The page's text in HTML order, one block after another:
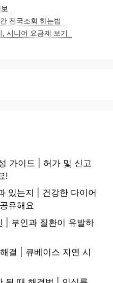
전국조회 하는법
시니어 요금제 보기
가이드 | 허가 및 신고
!
있는지 | 건강한 다이어
유해요
| 부인과 질환이 유발하
결 | 큐베이스 지연 시